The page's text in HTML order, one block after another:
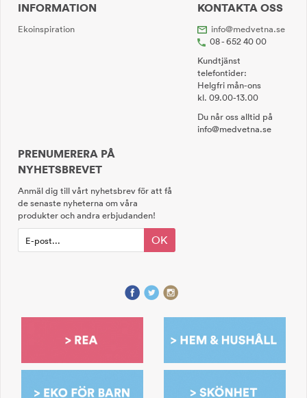
INFORMATION
Ekoinspiration
KONTAKTA OSS
info@medvetna.se
08 - 652 40 00
Kundtjänst
telefontider:
Helgfri mån-ons
kl. 09.00-13.00
Du når oss alltid på
info@medvetna.se
PRENUMERERA PÅ
NYHETSBREVET
Anmäl dig till vårt nyhetsbrev för att få
de senaste nyheterna om våra
produkter och andra erbjudanden!
OK